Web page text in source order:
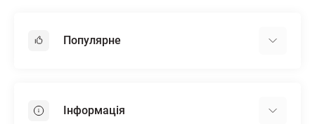
Популярне
Пінопласт
Інформація